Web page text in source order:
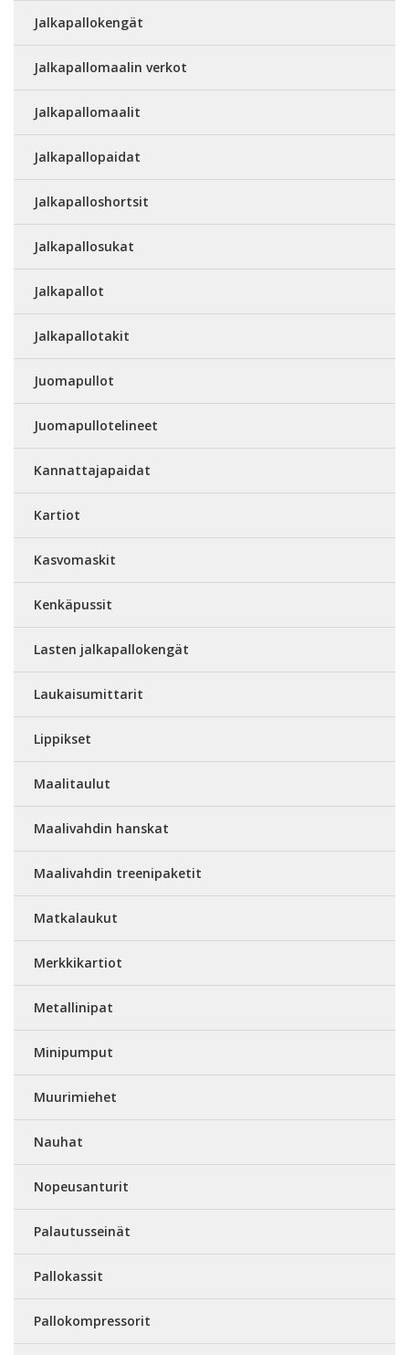
Jalkapallokengät
Jalkapallomaalin verkot
Jalkapallomaalit
Jalkapallopaidat
Jalkapalloshortsit
Jalkapallosukat
Jalkapallot
Jalkapallotakit
Juomapullot
Juomapullotelineet
Kannattajapaidat
Kartiot
Kasvomaskit
Kenkäpussit
Lasten jalkapallokengät
Laukaisumittarit
Lippikset
Maalitaulut
Maalivahdin hanskat
Maalivahdin treenipaketit
Matkalaukut
Merkkikartiot
Metallinipat
Minipumput
Muurimiehet
Nauhat
Nopeusanturit
Palautusseinät
Pallokassit
Pallokompressorit